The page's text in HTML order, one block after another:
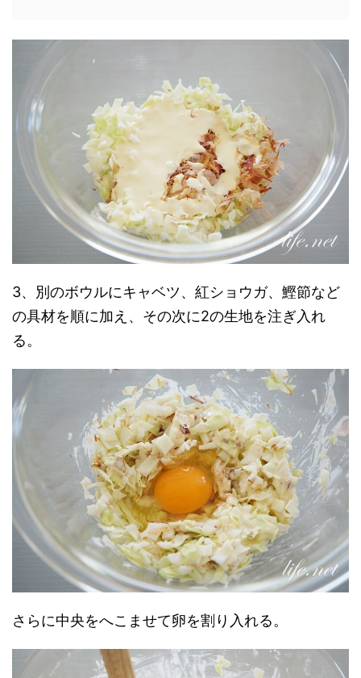
3、別のボウルにキャベツ、紅ショウガ、鰹節など
の具材を順に加え、その次に2の生地を注ぎ入れ
る。
さらに中央をへこませて卵を割り入れる。